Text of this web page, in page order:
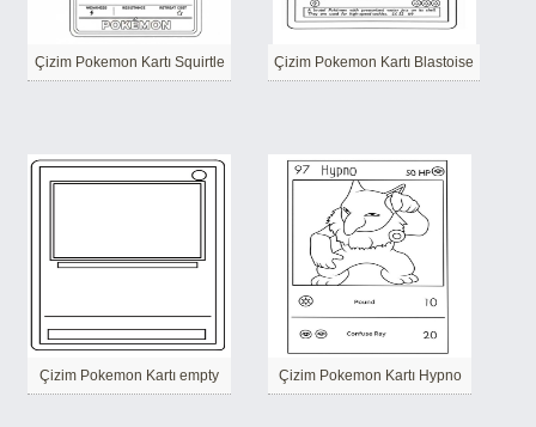
Çizim Pokemon Kartı Squirtle Çizim Pokemon Kartı Blastoise
Çizim Pokemon Kartı empty Çizim Pokemon Kartı Hypno